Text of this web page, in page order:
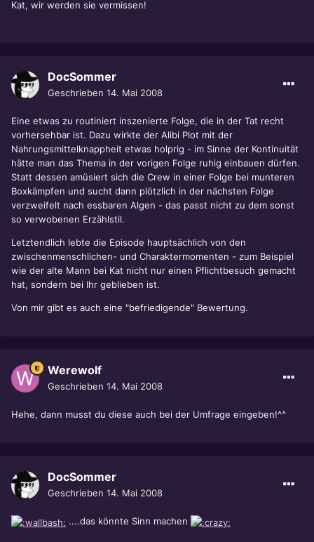
Kat, wir werden sie vermissen!
DocSommer
Geschrieben 14. Mai 2008
Eine etwas zu routiniert inszenierte Folge, die in der Tat recht
vorhersehbar ist. Dazu wirkte der Alibi Plot mit der
Nahrungsmittelknappheit etwas holprig - im Sinne der Kontinuität
hätte man das Thema in der vorigen Folge ruhig einbauen dürfen.
Statt dessen amüsiert sich die Crew in einer Folge bei munteren
Boxkämpfen und sucht dann plötzlich in der nächsten Folge
verzweifelt nach essbaren Algen - das passt nicht zu dem sonst
so verwobenen Erzählstil.
Letztendlich lebte die Episode hauptsächlich von den
zwischenmenschlichen- und Charaktermomenten - zum Beispiel
wie der alte Mann bei Kat nicht nur einen Pflichtbesuch gemacht
hat, sondern bei Ihr geblieben ist.
Von mir gibt es auch eine "befriedigende" Bewertung.
Werewolf
Geschrieben 14. Mai 2008
Hehe, dann musst du diese auch bei der Umfrage eingeben!^^
DocSommer
Geschrieben 14. Mai 2008
....das könnte Sinn machen